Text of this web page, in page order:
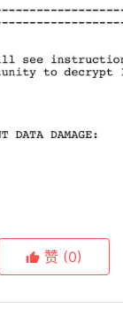
赞 (0)